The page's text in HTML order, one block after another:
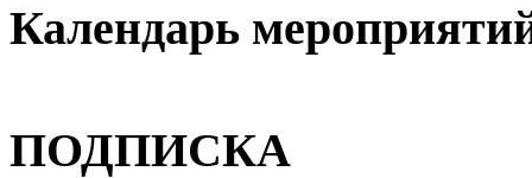
Календарь
ПОДПИСКА